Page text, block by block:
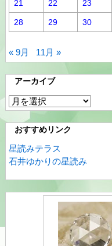
21 22 23
28 29 30
« 9月 11月 »
アーカイブ
ア
ー
カ
ブ
おすすめリンク
星読みテラス
石井ゆかりの星読み